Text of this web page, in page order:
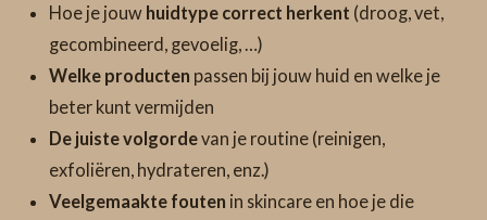
Hoe je jouw huidtype correct herkent (droog, vet,
gecombineerd, gevoelig, …)
Welke producten passen bij jouw huid en welke je
beter kunt vermijden
De juiste volgordevan je routine (reinigen,
exfoliëren, hydrateren, enz.)
Veelgemaakte fouten in skincare en hoe je die